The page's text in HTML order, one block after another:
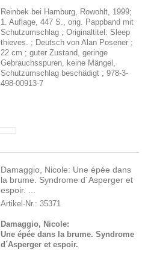
Reinbek bei Hamburg, Rowohlt, 1999;
1. Auflage, 447 S., orig. Pappband mit
Schutzumschlag ; Originaltitel: Sleep
thieves. ; Deutsch von Alan Posener ;
22 cm ; guter Zustand, geringe
Gebrauchsspuren, keine Mängel,
Schutzumschlag beschädigt ; 978-3-
498-00913-7
Damaggio, Nicole: Une épée dans
la brume. Syndrome d´Asperger et
espoir. ...
Artikel-Nr.: 35371
Damaggio, Nicole:
Une épée dans la brume. Syndrome
d´Asperger et espoir.